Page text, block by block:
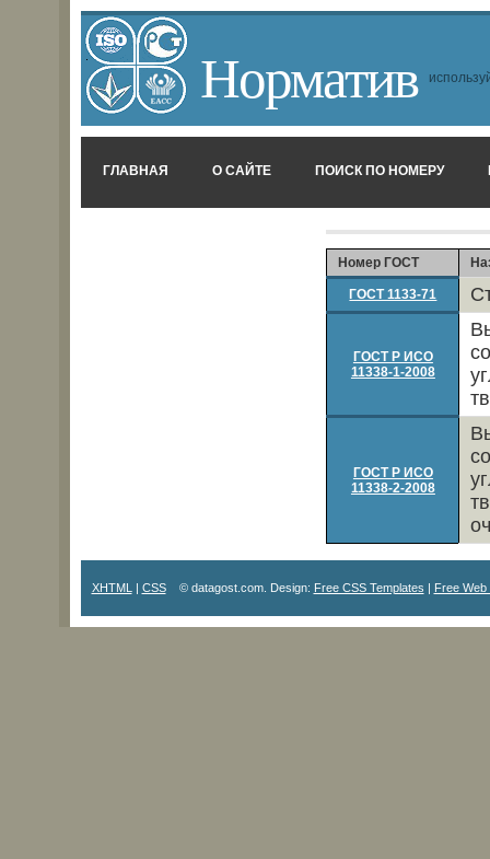
Норматив
ГЛАВНАЯ О САЙТЕ ПОИСК ПО НОМЕРУ
Номер ГОСТ
ГОСТ 1133-71
ГОСТ Р ИСО
11338-1-2008
ГОСТ Р ИСО
11338-2-2008
XHTML | CSS© datagost.com. Design: Free CSS Templates | Free Web